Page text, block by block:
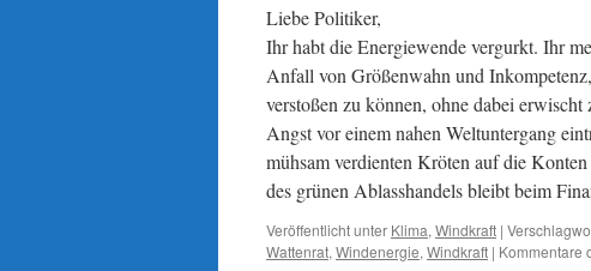
Liebe Politiker,
Ihr habt die Energiewende vergurkt. Ihr
Anfall von Größenwahn und
verstoßen zu können, ohne dabei
Angst vor einem nahen Weltuntergang
mühsam verdienten Kröten auf die
des grünen Ablasshandels bleibt beim
Veröffentlicht unter Klima, Windkraft |
Wattenrat, Windenergie, Windkraft | Kommentare